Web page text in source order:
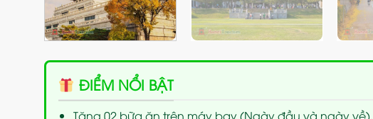
ĐIỂM NỔI BẬT
Tặng 02 bữa ăn trên máy bay (Ngày đầu và ngày về).